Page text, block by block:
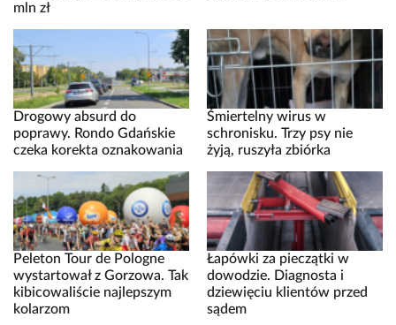
mln zł
Drogowy absurd do
poprawy. Rondo Gdańskie
czeka korekta oznakowania
Śmiertelny wirus w
schronisku. Trzy psy nie
żyją, ruszyła zbiórka
Peleton Tour de Pologne
wystartował z Gorzowa. Tak
kibicowaliście najlepszym
kolarzom
Łapówki za pieczątki w
dowodzie. Diagnosta i
dziewięciu klientów przed
sądem